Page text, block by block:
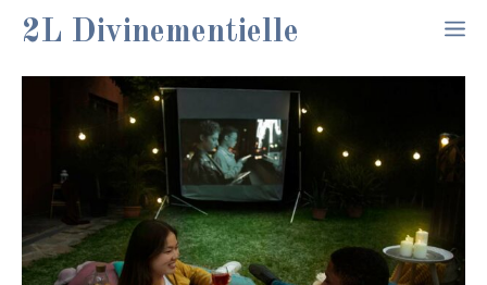
2L Divinementielle